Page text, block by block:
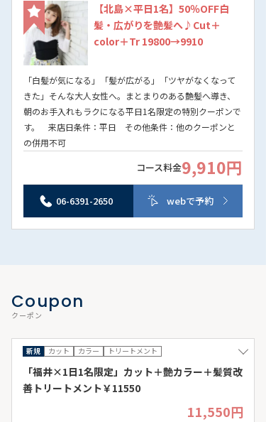
【北島×平日1名】50％OFF白
髪・広がりを艶髪へ♪Cut＋
color＋Tr 19800→9910
「白髪が気になる」「髪が広がる」「ツヤがなくなって
きた」そんな大人女性へ。まとまりのある艶髪へ導き、
朝のお手入れもラクになる平日1名限定の特別クーポンで
す。 来店日条件：平日 その他条件：他のクーポンと
の併用不可
コース料金9,910円
06-6391-2650 webで予約
Coupon
クーポン
新規 カット カラー トリートメント
「福井×1日1名限定」カット＋艶カラー＋髪質改
善トリートメント￥11550
平日限定・1日1名さまだけの特別プランです★たっぷり
11,550円